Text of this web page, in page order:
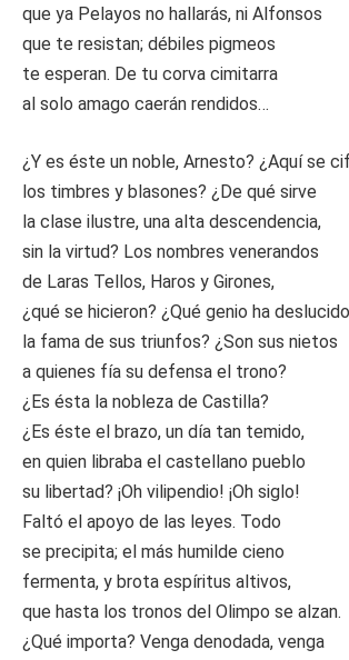
que ya Pelayos no hallarás, ni Alfonsos
que te resistan; débiles pigmeos
te esperan. De tu corva cimitarra
al solo amago caerán rendidos…
¿Y es éste un noble, Arnesto? ¿Aquí se
los timbres y blasones? ¿De qué sirve
la clase ilustre, una alta descendencia,
sin la virtud? Los nombres venerandos
de Laras Tellos, Haros y Girones,
¿qué se hicieron? ¿Qué genio ha deslucido
la fama de sus triunfos? ¿Son sus nietos
a quienes fía su defensa el trono?
¿Es ésta la nobleza de Castilla?
¿Es éste el brazo, un día tan temido,
en quien libraba el castellano pueblo
su libertad? ¡Oh vilipendio! ¡Oh siglo!
Faltó el apoyo de las leyes. Todo
se precipita; el más humilde cieno
fermenta, y brota espíritus altivos,
que hasta los tronos del Olimpo se alzan.
¿Qué importa? Venga denodada, venga